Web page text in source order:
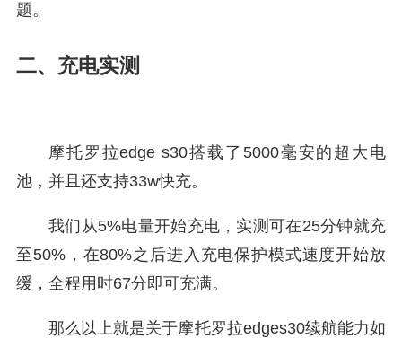
题。
二、充电实测
摩托罗拉edge s30搭载了5000毫安的超大电
池，并且还支持33w快充。
我们从5%电量开始充电，实测可在25分钟就充
至50%，在80%之后进入充电保护模式速度开始放
缓，全程用时67分即可充满。
那么以上就是关于摩托罗拉edges30续航能力如